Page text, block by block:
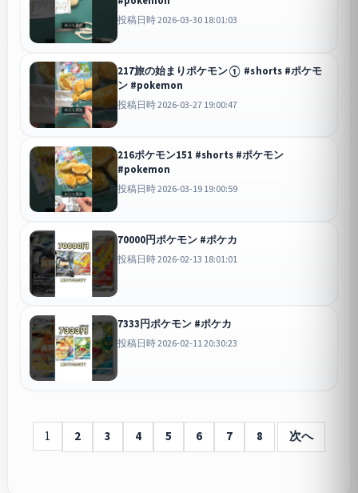
投稿日時 2026-03-30 18:01:03
217旅の始まりポケモン① #shorts #ポケモ
ン #pokemon
投稿日時 2026-03-27 19:00:47
216ポケモン151 #shorts #ポケモン
#pokemon
投稿日時 2026-03-19 19:00:59
70000円ポケモン #ポケカ
投稿日時 2026-02-13 18:01:01
7333円ポケモン #ポケカ
投稿日時 2026-02-11 20:30:23
1 2 3 4 5 6 7 8 次へ